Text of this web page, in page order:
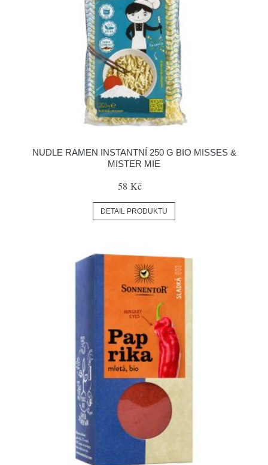
NUDLE RAMEN INSTANTNÍ 250 G BIO MISSES &
MISTER MIE
58 Kč
DETAIL PRODUKTU